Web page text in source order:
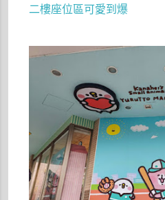
二樓座位區可愛到爆